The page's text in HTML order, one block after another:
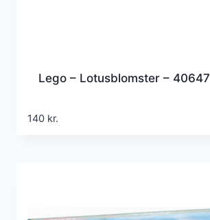
Lego – Lotusblomster – 40647
140 kr.